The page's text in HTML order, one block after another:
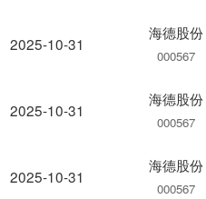
2025-10-31
2025-10-31
2025-10-31
海德股份
000567
海德股份
000567
海德股份
000567